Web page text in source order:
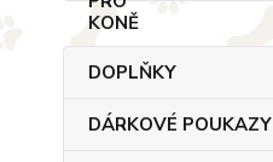
DOPLŇKY
DÁRKOVÉ POUKAZY